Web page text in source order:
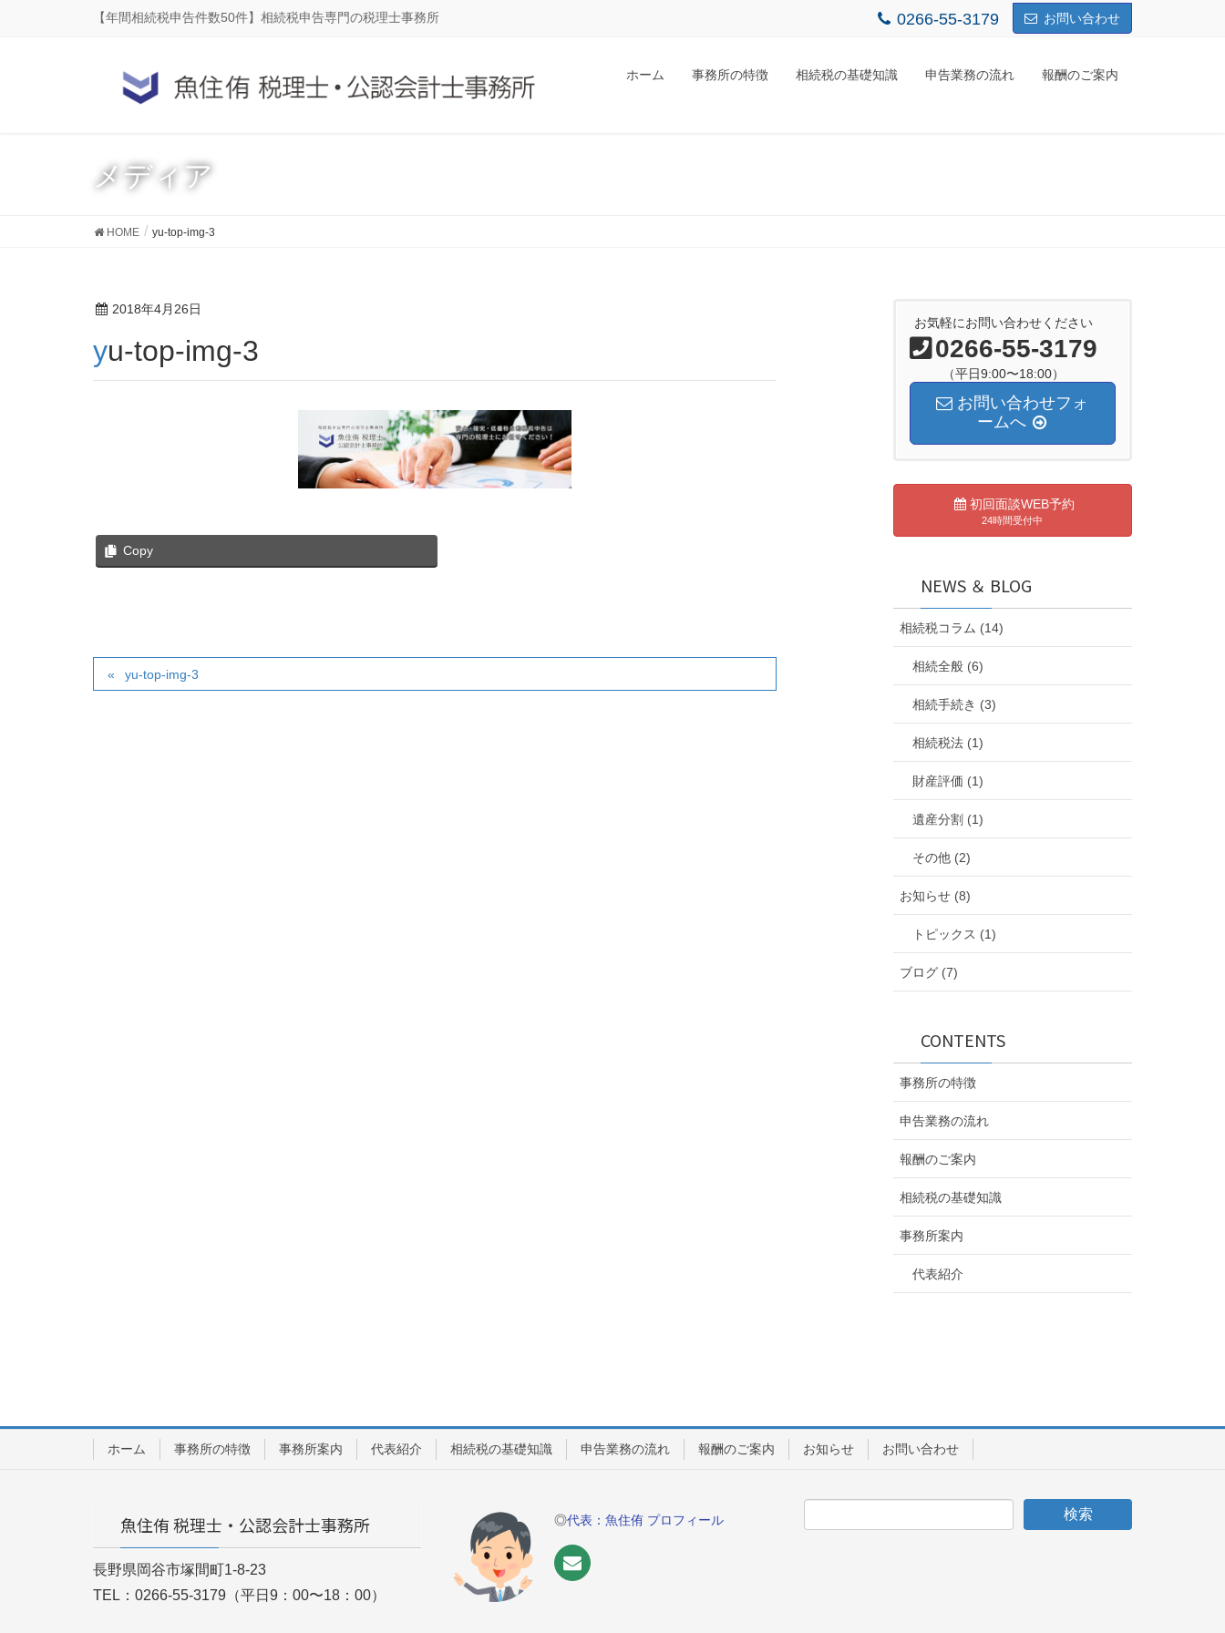
【年間相続税申告件数50件】相続税申告専門の税理士事務所 0266-55-3179 お問い合わせ
ホーム 事務所の特徴 相続税の基礎知識 申告業務の流れ 報酬のご案内
メディア
HOME yu-top-img-3
2018年4月26日
yu-top-img-3
Copy
yu-top-img-3
お気軽にお問い合わせください
0266-55-3179
（平日9:00〜18:00）
お問い合わせフォ
ームへ
初回面談WEB予約
24時間受付中
NEWS ＆ BLOG
相続税コラム (14)
相続全般 (6)
相続手続き (3)
相続税法 (1)
財産評価 (1)
遺産分割 (1)
その他 (2)
お知らせ (8)
トピックス (1)
ブログ (7)
CONTENTS
事務所の特徴
申告業務の流れ
報酬のご案内
相続税の基礎知識
事務所案内
代表紹介
ホーム 事務所の特徴 事務所案内 代表紹介 相続税の基礎知識 申告業務の流れ 報酬のご案内 お知らせ お問い合わせ
魚住侑 税理士・公認会計士事務所
長野県岡谷市塚間町1-8-23
TEL：0266-55-3179（平日9：00〜18：00）
◎代表：魚住侑 プロフィール